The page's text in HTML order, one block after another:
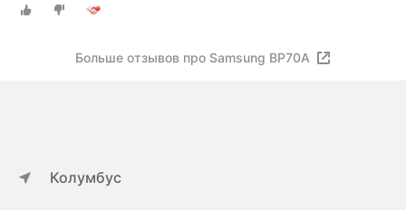
Больше отзывов про Samsung BP70A
Колумбус